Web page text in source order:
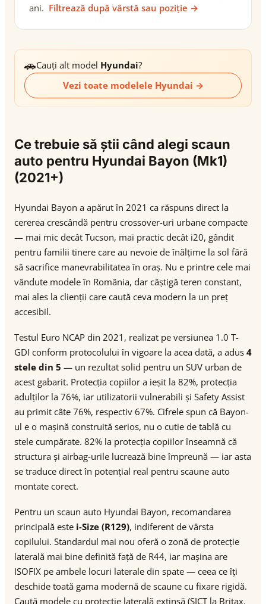
ani. Filtrează după vârstă sau poziție →
🚗Cauți alt model Hyundai?
Vezi toate modelele Hyundai →
Ce trebuie să știi când alegi scaun
auto pentru Hyundai Bayon (Mk1)
(2021+)
Hyundai Bayon a apărut în 2021 ca răspuns direct la
cererea crescândă pentru crossover-uri urbane compacte
— mai mic decât Tucson, mai practic decât i20, gândit
pentru familii tinere care au nevoie de înălțime la sol fără
să sacrifice manevrabilitatea în oraș. Nu e printre cele mai
vândute modele în România, dar câștigă teren constant,
mai ales la clienții care caută ceva modern la un preț
accesibil.
Testul Euro NCAP din 2021, realizat pe versiunea 1.0 T-
GDI conform protocolului în vigoare la acea dată, a adus 4
stele din 5 — un rezultat solid pentru un SUV urban de
acest gabarit. Protecția copiilor a ieșit la 82%, protecția
adulților la 76%, iar utilizatorii vulnerabili și Safety Assist
au primit câte 76%, respectiv 67%. Cifrele spun că Bayon-
ul e o mașină construită serios, nu o cutie de tablă cu
stele cumpărate. 82% la protecția copiilor înseamnă că
structura și airbag-urile lucrează bine împreună — iar asta
se traduce direct în potențial real pentru scaune auto
montate corect.
Pentru un scaun auto Hyundai Bayon, recomandarea
principală este i-Size (R129), indiferent de vârsta
copilului. Standardul mai nou oferă o zonă de protecție
laterală mai bine definită față de R44, iar mașina are
ISOFIX pe ambele locuri laterale din spate — ceea ce îți
deschide toată gama modernă de scaune cu fixare rigidă.
Caută modele cu protecție laterală extinsă (SICT la Britax,